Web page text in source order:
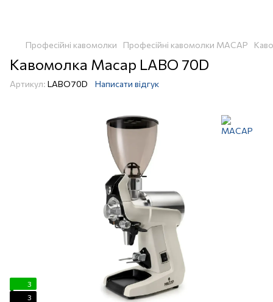
Професійні кавомолки Професійні кавомолки MACAP
Кавомолка Macap LABO 70D
Артикул: LABO70D Написати відгук
3
3